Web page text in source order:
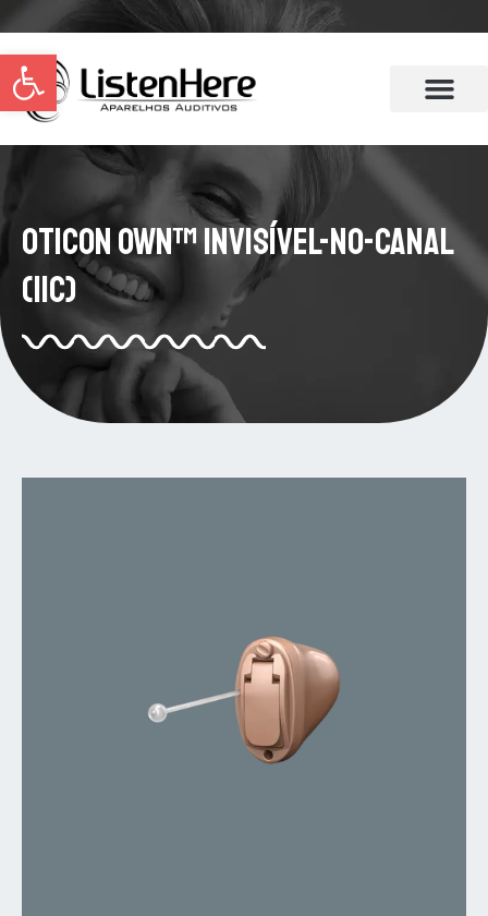
Abrir a barra de ferramentas
Oticon Own™ Invisível-no-Canal
(IIC)